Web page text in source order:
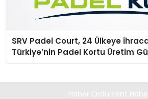
SRV Padel Court, 24 Ülkeye
Türkiye’nin Padel Kortu Üretim